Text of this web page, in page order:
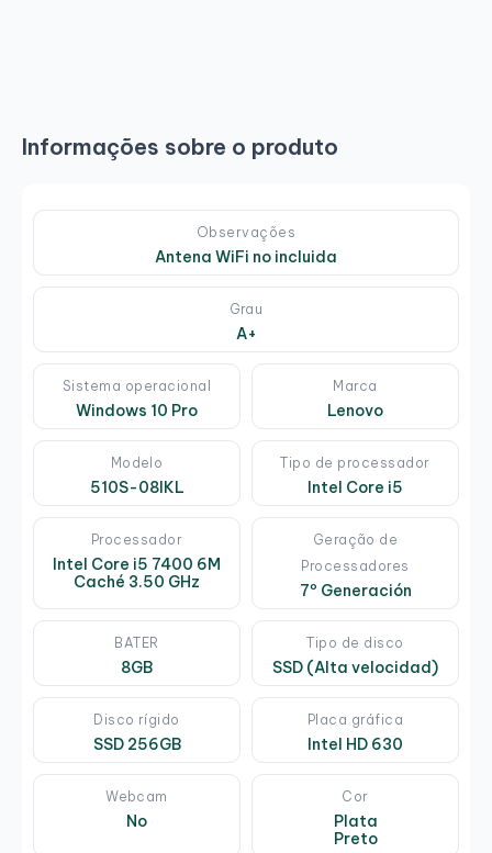
Informações sobre o produto
Observações
Antena WiFi no incluida
Grau
A+
Sistema operacional
Windows 10 Pro
Marca
Lenovo
Modelo
510S-08IKL
Tipo de processador
Intel Core i5
Processador
Intel Core i5 7400 6M
Caché 3.50 GHz
Geração de
Processadores
7º Generación
BATER
8GB
Tipo de disco
SSD (Alta velocidad)
Disco rígido
SSD 256GB
Placa gráfica
Intel HD 630
Webcam
No
Cor
Plata
Preto